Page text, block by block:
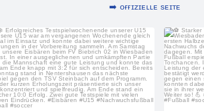
➡️ ᴏғғɪᴢɪᴇʟʟᴇ sᴇɪᴛᴇ
sf_eisbachtal_nachwuchs
Aug. 3